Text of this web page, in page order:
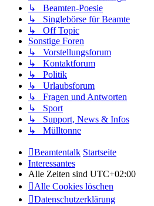
↳ Beamten-Poesie
↳ Singlebörse für Beamte
↳ Off Topic
Sonstige Foren
↳ Vorstellungsforum
↳ Kontaktforum
↳ Politik
↳ Urlaubsforum
↳ Fragen und Antworten
↳ Sport
↳ Support, News & Infos
↳ Mülltonne
Beamtentalk Startseite
Interessantes
Alle Zeiten sind UTC+02:00
Alle Cookies löschen
Datenschutzerklärung